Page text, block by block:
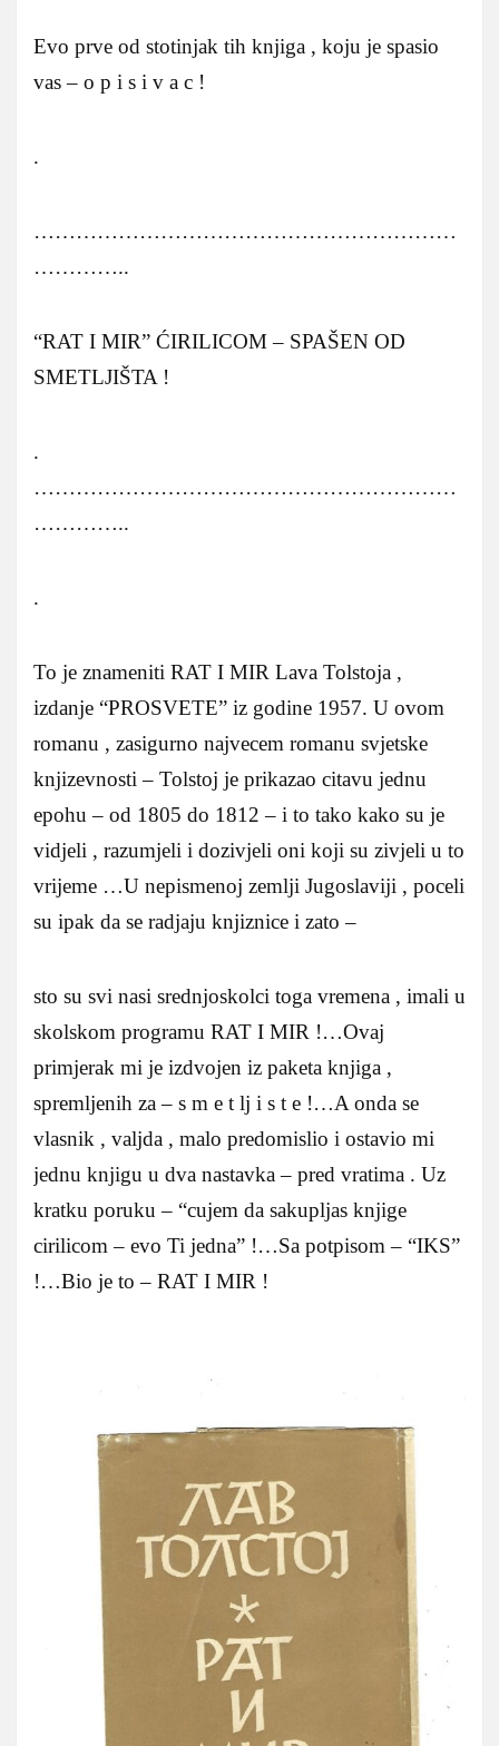
Evo prve od stotinjak tih knjiga , koju je spasio
vas – o p i s i v a c !
.
……………………………………………………
…………..
“RAT I MIR” ĆIRILICOM – SPAŠEN OD
SMETLJIŠTA !
.
……………………………………………………
…………..
.
To je znameniti RAT I MIR Lava Tolstoja ,
izdanje “PROSVETE” iz godine 1957. U ovom
romanu , zasigurno najvecem romanu svjetske
knjizevnosti – Tolstoj je prikazao citavu jednu
epohu – od 1805 do 1812 – i to tako kako su je
vidjeli , razumjeli i dozivjeli oni koji su zivjeli u to
vrijeme …U nepismenoj zemlji Jugoslaviji , poceli
su ipak da se radjaju knjiznice i zato –
sto su svi nasi srednjoskolci toga vremena , imali u
skolskom programu RAT I MIR !…Ovaj
primjerak mi je izdvojen iz paketa knjiga ,
spremljenih za – s m e t lj i s t e !…A onda se
vlasnik , valjda , malo predomislio i ostavio mi
jednu knjigu u dva nastavka – pred vratima . Uz
kratku poruku – “cujem da sakupljas knjige
cirilicom – evo Ti jedna” !…Sa potpisom – “IKS”
!…Bio je to – RAT I MIR !